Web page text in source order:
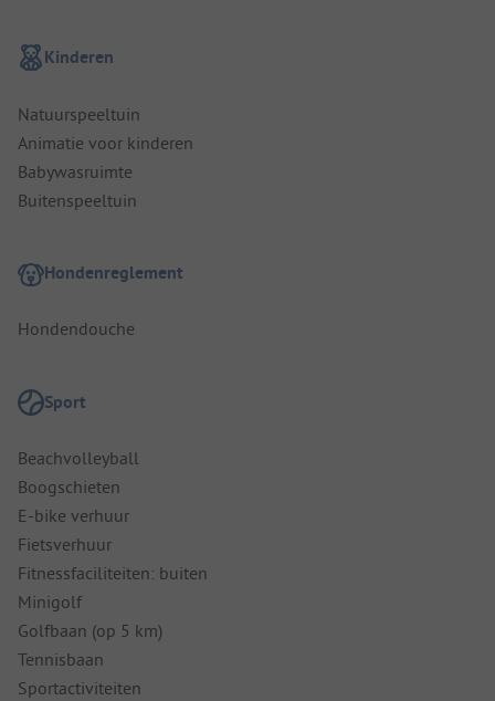
Kinderen
Natuurspeeltuin
Animatie voor kinderen
Babywasruimte
Buitenspeeltuin
Hondenreglement
Hondendouche
Sport
Beachvolleyball
Boogschieten
E-bike verhuur
Fietsverhuur
Fitnessfaciliteiten: buiten
Minigolf
Golfbaan (op 5 km)
Tennisbaan
Sportactiviteiten